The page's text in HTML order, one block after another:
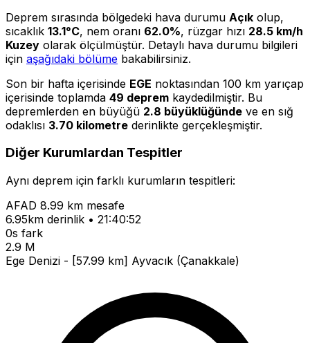
Deprem sırasında bölgedeki hava durumu Açık olup,
sıcaklık 13.1°C, nem oranı 62.0%, rüzgar hızı 28.5 km/h
Kuzey olarak ölçülmüştür. Detaylı hava durumu bilgileri
için aşağıdaki bölüme bakabilirsiniz.
Son bir hafta içerisinde EGE noktasından 100 km yarıçap
içerisinde toplamda 49 deprem kaydedilmiştir. Bu
depremlerden en büyüğü 2.8 büyüklüğünde ve en sığ
odaklısı 3.70 kilometre derinlikte gerçekleşmiştir.
Diğer Kurumlardan Tespitler
Aynı deprem için farklı kurumların tespitleri:
AFAD 8.99 km mesafe
6.95km derinlik • 21:40:52
0s fark
2.9 M
Ege Denizi - [57.99 km] Ayvacık (Çanakkale)